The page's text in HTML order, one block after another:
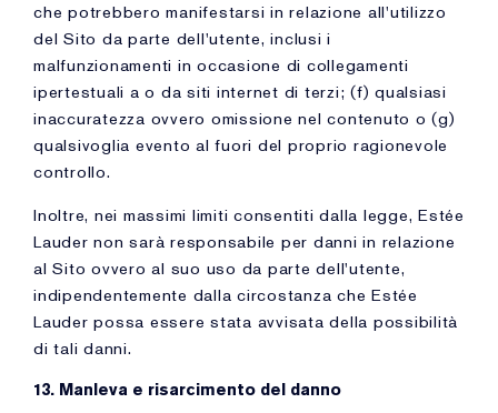
che potrebbero manifestarsi in relazione all'utilizzo
del Sito da parte dell'utente, inclusi i
malfunzionamenti in occasione di collegamenti
ipertestuali a o da siti internet di terzi; (f) qualsiasi
inaccuratezza ovvero omissione nel contenuto o (g)
qualsivoglia evento al fuori del proprio ragionevole
controllo.
Inoltre, nei massimi limiti consentiti dalla legge, Estée
Lauder non sarà responsabile per danni in relazione
al Sito ovvero al suo uso da parte dell'utente,
indipendentemente dalla circostanza che Estée
Lauder possa essere stata avvisata della possibilità
di tali danni.
13. Manleva e risarcimento del danno